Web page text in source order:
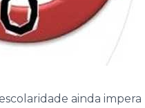
ainda